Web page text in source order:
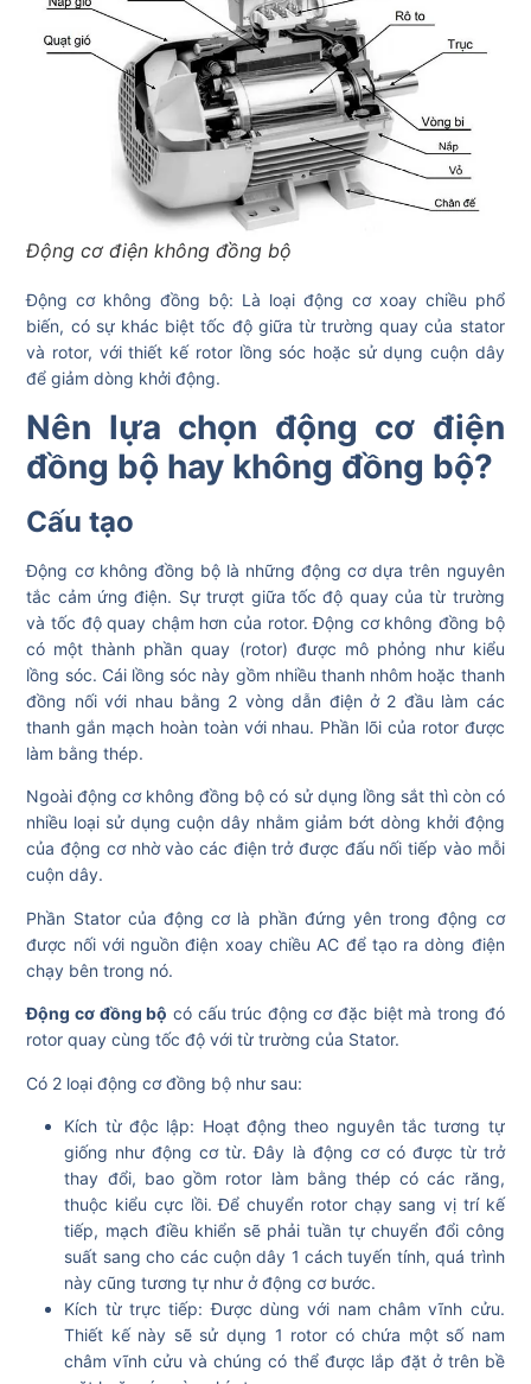
Động cơ điện không đồng bộ
Động cơ không đồng bộ: Là loại động cơ xoay chiều phổ
biến, có sự khác biệt tốc độ giữa từ trường quay của stator
và rotor, với thiết kế rotor lồng sóc hoặc sử dụng cuộn dây
để giảm dòng khởi động.
Nên lựa chọn động cơ điện
đồng bộ hay không đồng bộ?
Cấu tạo
Động cơ không đồng bộ là những động cơ dựa trên nguyên
tắc cảm ứng điện. Sự trượt giữa tốc độ quay của từ trường
và tốc độ quay chậm hơn của rotor. Động cơ không đồng bộ
có một thành phần quay (rotor) được mô phỏng như kiểu
lồng sóc. Cái lồng sóc này gồm nhiều thanh nhôm hoặc thanh
đồng nối với nhau bằng 2 vòng dẫn điện ở 2 đầu làm các
thanh gắn mạch hoàn toàn với nhau. Phần lõi của rotor được
làm bằng thép.
Ngoài động cơ không đồng bộ có sử dụng lồng sắt thì còn có
nhiều loại sử dụng cuộn dây nhằm giảm bớt dòng khởi động
của động cơ nhờ vào các điện trở được đấu nối tiếp vào mỗi
cuộn dây.
Phần Stator của động cơ là phần đứng yên trong động cơ
được nối với nguồn điện xoay chiều AC để tạo ra dòng điện
chạy bên trong nó.
Động cơ đồng bộ có cấu trúc động cơ đặc biệt mà trong đó
rotor quay cùng tốc độ với từ trường của Stator.
Có 2 loại động cơ đồng bộ như sau:
Kích từ độc lập: Hoạt động theo nguyên tắc tương tự
giống như động cơ từ. Đây là động cơ có được từ trở
thay đổi, bao gồm rotor làm bằng thép có các răng,
thuộc kiểu cực lồi. Để chuyển rotor chạy sang vị trí kế
tiếp, mạch điều khiển sẽ phải tuần tự chuyển đổi công
suất sang cho các cuộn dây 1 cách tuyến tính, quá trình
này cũng tương tự như ở động cơ bước.
Kích từ trực tiếp: Được dùng với nam châm vĩnh cửu.
Thiết kế này sẽ sử dụng 1 rotor có chứa một số nam
châm vĩnh cửu và chúng có thể được lắp đặt ở trên bề